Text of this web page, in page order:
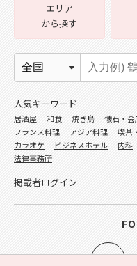
エリア
から探す
人気キーワード
居酒屋 和食 焼き鳥 懐石・
フランス料理
アジア料理 喫茶
カラオケ
ビジネスホテル 内科
法律事務所
掲載者ログイン